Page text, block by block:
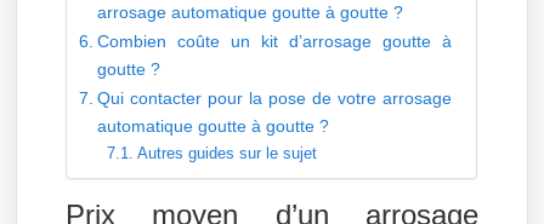
arrosage automatique goutte à goutte ?
Combien coûte un kit d’arrosage goutte à
goutte ?
Qui contacter pour la pose de votre arrosage
automatique goutte à goutte ?
Autres guides sur le sujet
Prix moyen d’un arrosage